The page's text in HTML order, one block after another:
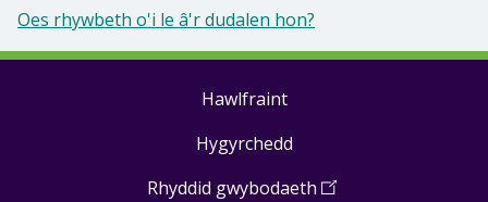
Oes rhywbeth o'i le â'r dudalen hon?
Hawlfraint
Hygyrchedd
Rhyddid gwybodaeth (Open